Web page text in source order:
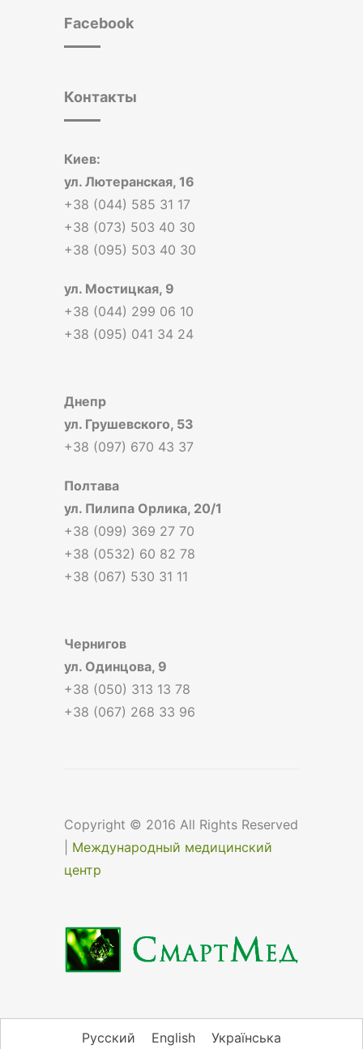
Facebook
Контакты
Киев:
ул. Лютеранская, 16
+38 (044) 585 31 17
+38 (073) 503 40 30
+38 (095) 503 40 30
ул. Мостицкая, 9
+38 (044) 299 06 10
+38 (095) 041 34 24
Днепр
ул. Грушевского, 53
+38 (097) 670 43 37
Полтава
ул. Пилипа Орлика, 20/1
+38 (099) 369 27 70
+38 (0532) 60 82 78
+38 (067) 530 31 11
Чернигов
ул. Одинцова, 9
+38 (050) 313 13 78
+38 (067) 268 33 96
Copyright © 2016 All Rights Reserved
Международный медицинский
центр
Русский English Українська